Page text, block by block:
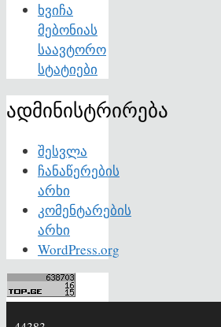
ხვიჩა
მებონიას
საავტორო
სტატიები
ადმინისტრირება
შესვლა
ჩანაწერების
არხი
კომენტარების
არხი
WordPress.org